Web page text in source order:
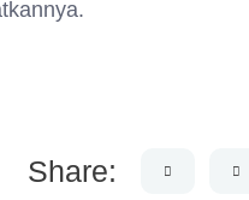
Share: